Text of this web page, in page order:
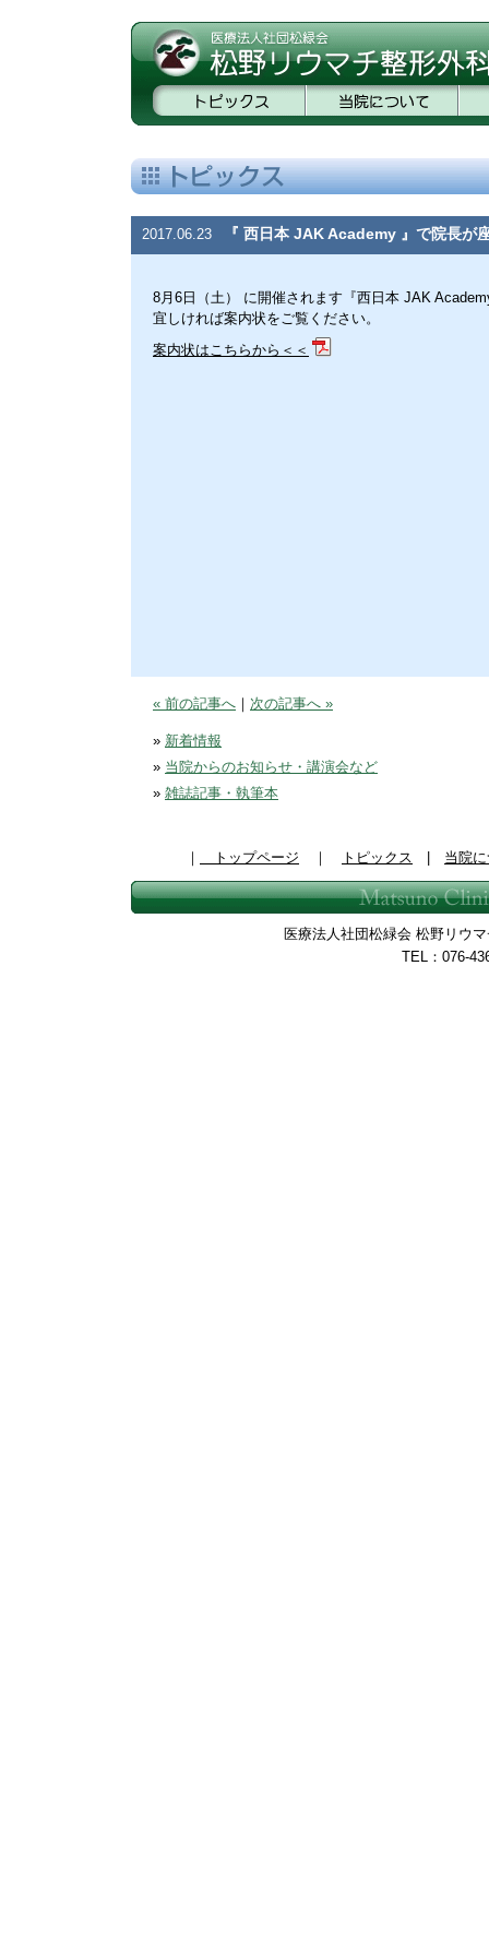
2017.06.23 『 西日本 JAK Academy 』で院長が
8月6日（土） に開催されます『西日本 JAK
宜しければ案内状をご覧ください。
案内状はこちらから＜＜
« 前の記事へ ｜ 次の記事へ »
» 新着情報
» 当院からのお知らせ・講演会など
» 雑誌記事・執筆本
｜ トップページ ｜ トピックス 当院
医療法人社団松緑会 松野リウ
TEL：076-